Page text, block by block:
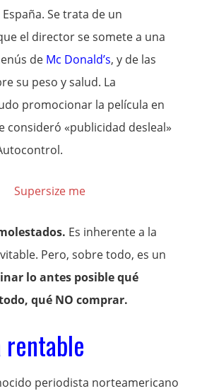
España. Se trata de un
el director se somete a una
de Mc Donald’s, y de las
su peso y salud. La
promocionar la película en
consideró «publicidad desleal»
Es inherente a la
Pero, sobre todo, es un
lo antes posible qué
qué NO comprar.
periodista norteamericano